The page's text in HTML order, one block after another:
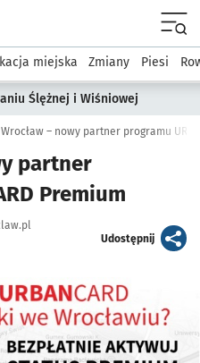
podserwis: Komunikacja
miejska Zmiany Piesi
Ślężnej i Wiśniowej
– nowy partner programu
partner
Premium
Udostępnijartykuł